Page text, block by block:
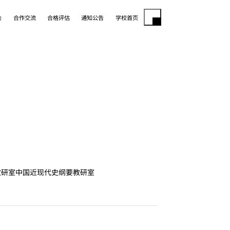
合作交流 合格评估 通知公告 学校首页
室中国近现代史纲要教研室